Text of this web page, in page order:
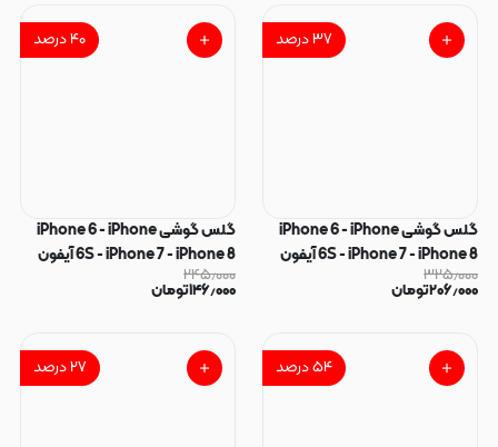
۳۷درصد
گلس گوشی iPhone 6 - iPhone
6S - iPhone 7 - iPhone 8 آیفون
شیشه ای Weva AF 200CC Anti
Dust Anti Static Full Cover
۳۲۵٫۰۰۰
۲۰۶٫۰۰۰تومان
۴۰درصد
گلس گوشی iPhone 6 - iPhone
6S - iPhone 7 - iPhone 8 آیفون
آنتی استاتیک Anti Static ESD
۲۴۵٫۰۰۰
۱۴۶٫۰۰۰تومان
۵۴درصد ۲۷درصد